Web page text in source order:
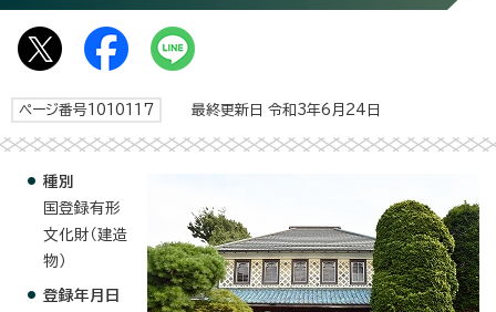
ページ番号1010117 最終更新日 令和3年6月24日
種別
国登録有形
文化財（建造
物）
登録年月日